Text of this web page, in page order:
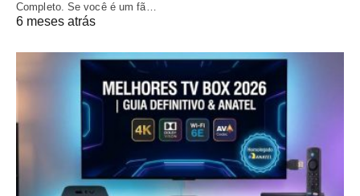
Completo. Se você é um fã…
6 meses atrás